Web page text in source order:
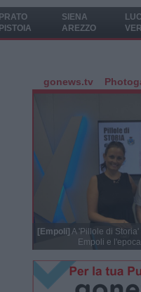
PRATO
PISTOIA
SIENA
AREZZO
gonews.tv
[Empoli] A 'Pillole di
Empoli e